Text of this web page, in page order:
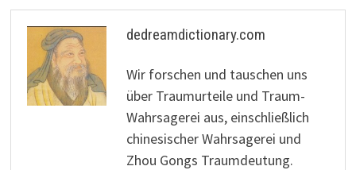
dedreamdictionary.com
Wir forschen und tauschen uns
über Traumurteile und Traum-
Wahrsagerei aus, einschließlich
chinesischer Wahrsagerei und
Zhou Gongs Traumdeutung.